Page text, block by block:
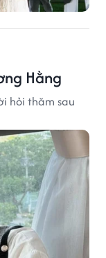
Hằng
hỏi thăm sau